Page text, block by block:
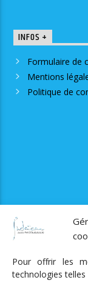
Pour offrir les
technologies
INFOS +
Formulaire de
Mentions
Politique de